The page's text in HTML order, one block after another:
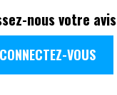
nous votre avis
CONNECTEZ-VOUS